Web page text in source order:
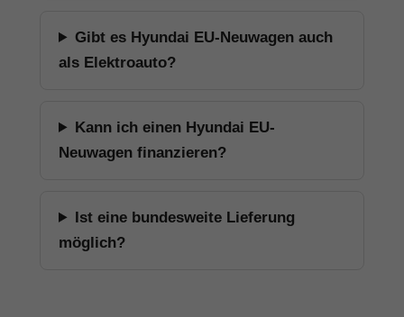
Gibt es Hyundai EU-Neuwagen auch
als Elektroauto?
Kann ich einen Hyundai EU-
Neuwagen finanzieren?
Ist eine bundesweite Lieferung
möglich?